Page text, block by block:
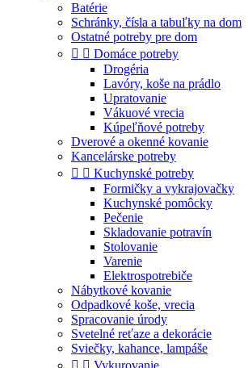
Batérie
Schránky, čísla a tabuľky na dom
Ostatné potreby pre dom
  Domáce potreby
Drogéria
Lavóry, koše na prádlo
Upratovanie
Vákuové vrecia
Kúpeľňové potreby
Dverové a okenné kovanie
Kancelárske potreby
  Kuchynské potreby
Formičky a vykrajovačky
Kuchynské pomôcky
Pečenie
Skladovanie potravín
Stolovanie
Varenie
Elektrospotrebiče
Nábytkové kovanie
Odpadkové koše, vrecia
Spracovanie úrody
Svetelné reťaze a dekorácie
Sviečky, kahance, lampáše
  Vykurovanie